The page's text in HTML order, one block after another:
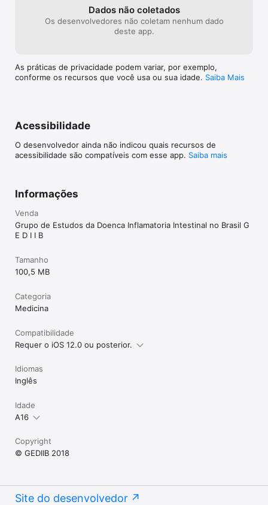
    - Escores Endoscópicos
        - Mayo (endoscópico)
- Imunossupressão na DII
- Tipos de vacina
- Orientações sobre imunizações em DII
vacinação com vacinas vivas atenuadas
imunossupressores/biológicos
Dados não coletados
Os desenvolvedores não coletam nenhum dado
deste app.
As práticas de privacidade podem variar, por exemplo,
conforme os recursos que você usa ou sua idade. Saiba Mais
Acessibilidade
O desenvolvedor ainda não indicou quais recursos de
acessibilidade são compatíveis com esse app. Saiba mais
Informações
Venda
Grupo de Estudos da Doenca Inflamatoria Intestinal no Brasil G
E D I I B
Tamanho
100,5 MB
Categoria
Medicina
Compatibilidade
Requer o iOS 12.0 ou posterior.
Idiomas
Inglês
Idade
A16
Copyright
© GEDIIB 2018
Site do desenvolvedor